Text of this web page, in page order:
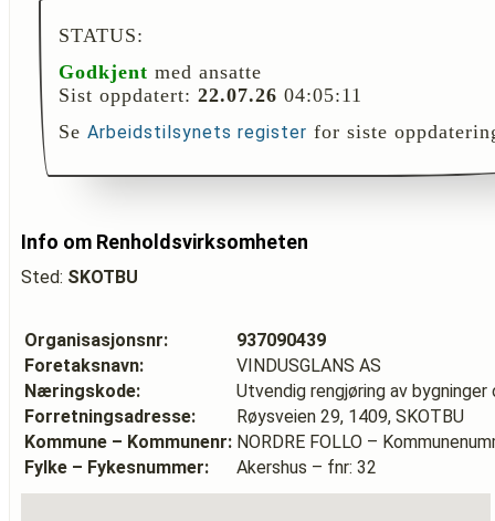
STATUS:
Godkjent med ansatte
Sist oppdatert: 22.07.26 04:05:11
Se Arbeidstilsynets register for siste
Info om Renholdsvirksomheten
Sted: SKOTBU
Organisasjonsnr:
937090439
Foretaksnavn:
VINDUSGLANS AS
Næringskode:
Utvendig rengjøring av
Forretningsadresse:
Røysveien 29, 1409, SKOTBU
Kommune – Kommunenr: NORDRE FOLLO –
Fylke – Fykesnummer:
Akershus – fnr: 32